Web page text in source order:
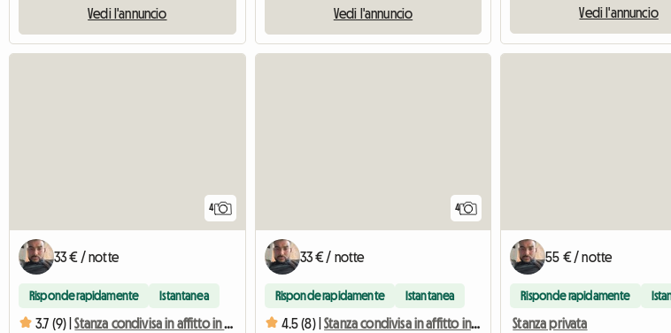
Vedi l'annuncio Vedi l'annuncio Vedi l'annuncio
4
33 € / notte
Risponde rapidamente Istantanea
3.7 (9) | Stanza condivisa in affitto in casa
4
33 € / notte
Risponde rapidamente Istantanea
4.5 (8) | Stanza condivisa in affitto in casa
55 € / notte
Risponde rapidamente
Stanza privata